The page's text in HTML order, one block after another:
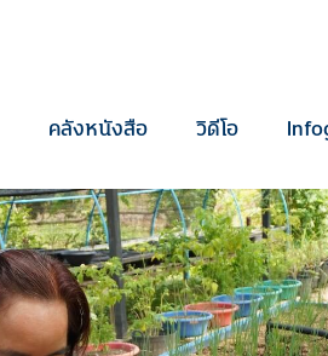
คลังหนังสือ วิดีโอ